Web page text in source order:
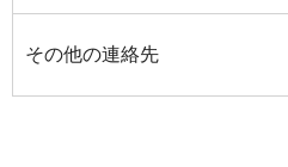
その他の連絡先